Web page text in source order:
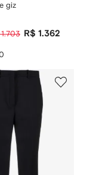
giz
R$ 1.362